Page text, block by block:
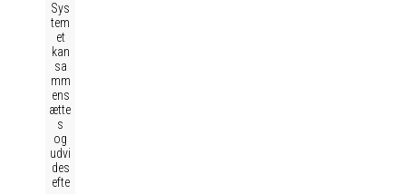
Sys
tem
et
kan
sa
mm
ens
ætte
s
og
udvi
des
efte